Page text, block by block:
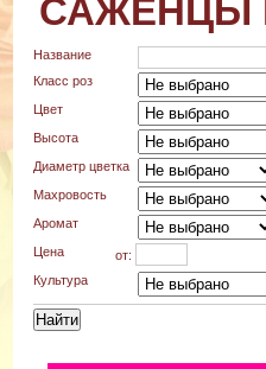
САЖЕНЦЫ
Название
Класс роз
Цвет
Высота
Диаметр цветка
Махровость
Аромат
Цена
от:
Культура